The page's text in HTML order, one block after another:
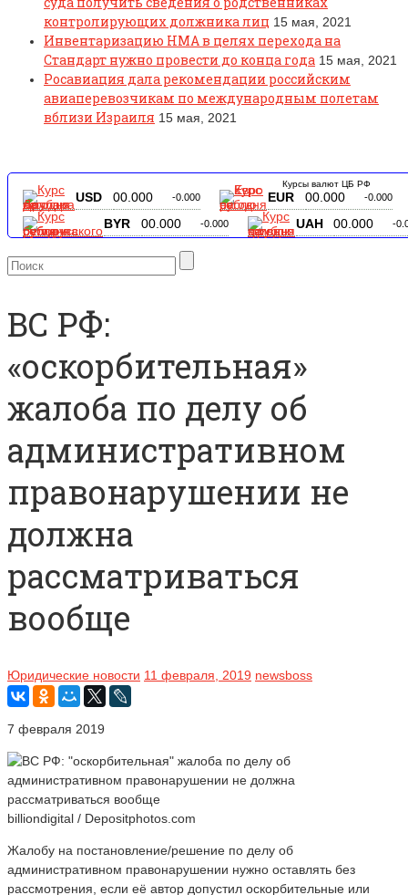
контролирующих должника лиц 15 мая, 2021
Инвентаризацию НМА в целях перехода на
Стандарт нужно провести до конца года 15 мая, 2021
Росавиация дала рекомендации российским
авиаперевозчикам по международным полетам
вблизи Израиля 15 мая, 2021
Курсы валют ЦБ РФ
USD 00.000 -0.000 EUR 00.000 -0.000
BYR 00.000 -0.000 UAH 00.000 -
ВС РФ:
«оскорбительная»
жалоба по делу об
административном
правонарушении не
должна
рассматриваться
вообще
Юридические новости 11 февраля, 2019 newsboss
7 февраля 2019
billiondigital / Depositphotos.com
Жалобу на постановление/решение по делу об
административном правонарушении нужно оставлять без
рассмотрения, если её автор допустил оскорбительные или